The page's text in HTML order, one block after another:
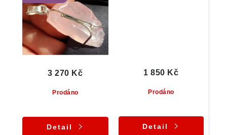
Prodáno
3 270 Kč
Detail
Prodáno
1 850 Kč
Detail